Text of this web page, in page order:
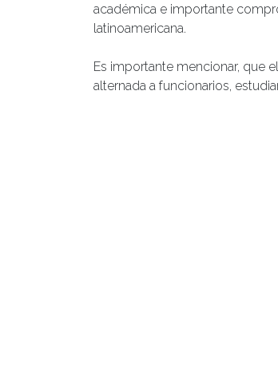
académica e importante
latinoamericana.
Es importante mencionar, que
alternada a funcionarios,